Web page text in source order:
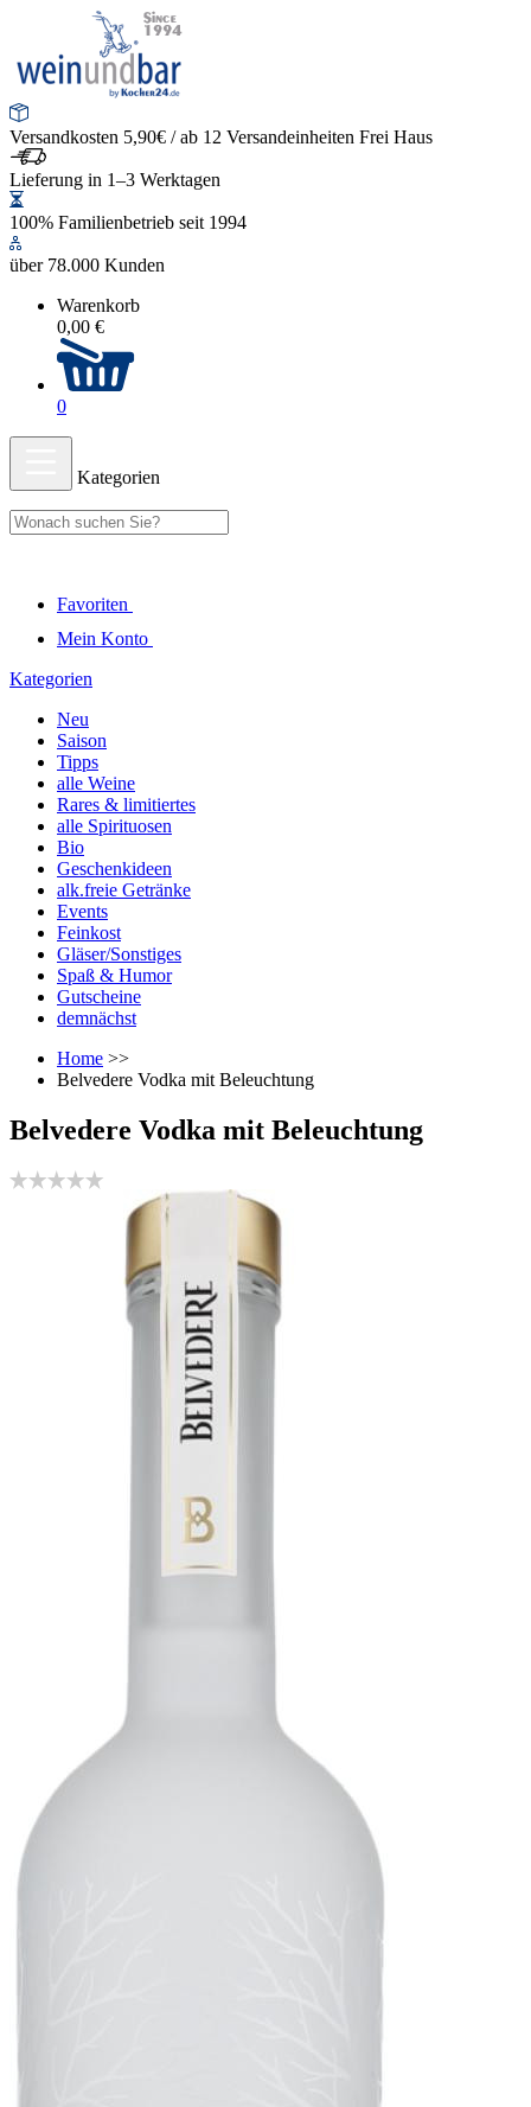
Versandkosten 5,90€ / ab 12 Versandeinheiten Frei Haus
Lieferung in 1–3 Werktagen
100% Familienbetrieb seit 1994
über 78.000 Kunden
Warenkorb
0,00 €
0
Kategorien
Favoriten
Mein Konto
Kategorien
Neu
Saison
Tipps
alle Weine
Rares & limitiertes
alle Spirituosen
Bio
Geschenkideen
alk.freie Getränke
Events
Feinkost
Gläser/Sonstiges
Spaß & Humor
Gutscheine
demnächst
Home >>
Belvedere Vodka mit Beleuchtung
Belvedere Vodka mit Beleuchtung